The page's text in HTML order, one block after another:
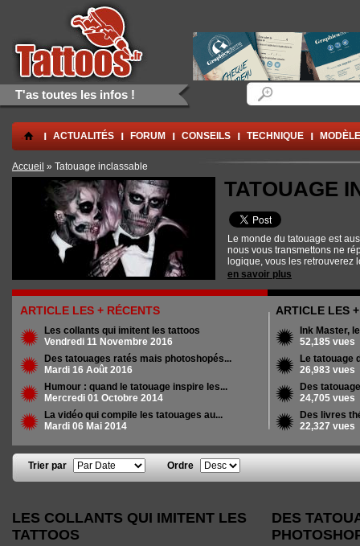
Aller au contenu principal
Skip to navigation
T'as toutes les infos !
. ACTUALITÉS FORUM CONSEILS TECHNIQUE
Vous êtes ici
Accueil » Tatouage inclassable
TATOUAGE
Le monde du tatouage est
nous vous transmettons ne
logique, vous les retrouverez
Inclassable!
en savoir plus
ARTICLE LES + RÉCENTS
Les collants qui imitent les tattoos
Vendredi 11 Novembre 2016
Des tatouages ratés mais photoshopés...
Mardi 16 Août 2016
Humour : quand le tatouage inspire les...
Mercredi 01 Octobre 2014
La vidéo qui compile les tatouages au...
Mardi 06 Mai 2014
ARTICLE LES
Ink Master,
52,185 vues
Le tatouage
26,983 vues
Des
24,705 vues
Des livres
22,327 vues
Trier par Ordre
LES COLLANTS QUI IMITENT LES
TATTOOS
DES